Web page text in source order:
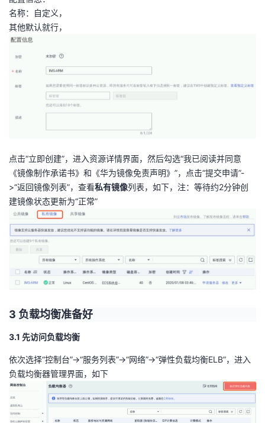
名称：自定义，
其他默认就行，
点击“立即创建”，进入资源详情界面，然后勾选“我已阅读并同意
《镜像制作承诺书》和《华为镜像免责声明》”，点击“提交申请”-
>“返回镜像列表”，查看私有镜像列表，如下，注：等待约2分钟创
建镜像状态更新为“正常”
3 负载均衡准备好
3.1 先访问负载均衡
依次选择“控制台”->“服务列表”->“网络”->“弹性负载均衡ELB”，进入
负载均衡器管理界面，如下